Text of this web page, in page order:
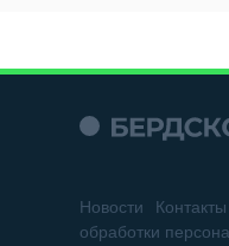
Новости Контакты
обработки